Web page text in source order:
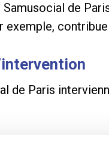
de
exemple,
de Paris